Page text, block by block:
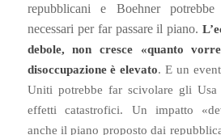
repubblicani e Boehner
necessari per far passare il piano.
debole, non cresce «quanto
disoccupazione è elevato. E un
Uniti potrebbe far scivolare gli Usa
effetti catastrofici. Un impatto
anche il piano proposto dai